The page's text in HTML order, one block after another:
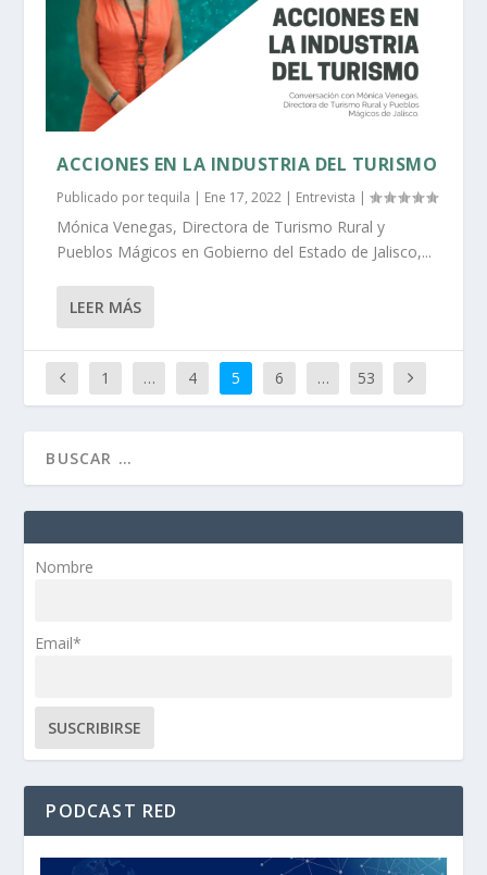
ACCIONES EN LA INDUSTRIA DEL TURISMO
Publicado portequila | Ene 17, 2022 | Entrevista |
Mónica Venegas, Directora de Turismo Rural y
Pueblos Mágicos en Gobierno del Estado de Jalisco,...
LEER MÁS
1 … 4 5 6 … 53
Nombre
Email*
PODCAST RED